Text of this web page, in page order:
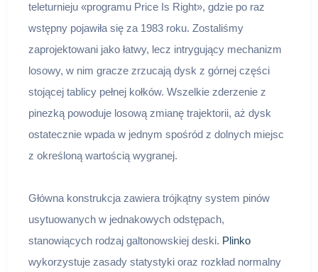
teleturnieju «programu Price Is Right», gdzie po raz
wstępny pojawiła się za 1983 roku. Zostaliśmy
zaprojektowani jako łatwy, lecz intrygujący mechanizm
losowy, w nim gracze zrzucają dysk z górnej części
stojącej tablicy pełnej kołków. Wszelkie zderzenie z
pinezką powoduje losową zmianę trajektorii, aż dysk
ostatecznie wpada w jednym spośród z dolnych miejsc
z określoną wartością wygranej.
Główna konstrukcja zawiera trójkątny system pinów
usytuowanych w jednakowych odstępach,
stanowiących rodzaj galtonowskiej deski. Plinko
wykorzystuje zasady statystyki oraz rozkład normalny